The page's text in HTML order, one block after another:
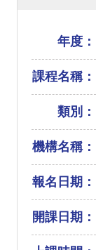
年度：
課程名稱：
類別：
機構名稱：
報名日期：
開課日期：